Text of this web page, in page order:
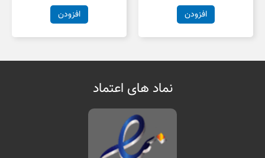
افزودن افزودن
نماد های اعتماد